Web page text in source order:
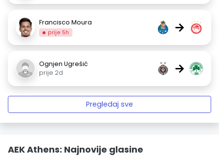
Francisco Moura
prije 5h →
Ognjen Ugrešić
prije 2d
→
Pregledaj sve
AEK Athens: Najnovije glasine